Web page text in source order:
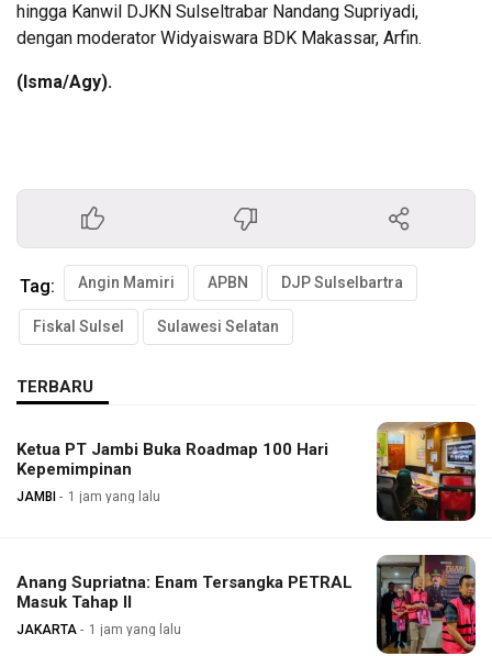
hingga Kanwil DJKN Sulseltrabar Nandang Supriyadi,
dengan moderator Widyaiswara BDK Makassar, Arfin.
(Isma/Agy).
Tag: Angin Mamiri APBN DJP Sulselbartra
Fiskal Sulsel Sulawesi Selatan
TERBARU
Ketua PT Jambi Buka Roadmap 100 Hari
Kepemimpinan
JAMBI 1 jam yang lalu
Anang Supriatna: Enam Tersangka PETRAL
Masuk Tahap II
JAKARTA 1 jam yang lalu